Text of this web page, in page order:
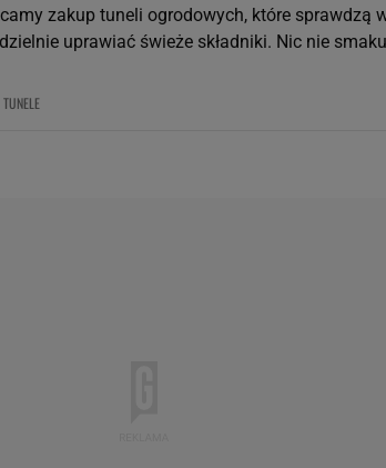
zakup tuneli ogrodowych, które sprawdzą
uprawiać świeże składniki. Nic nie
TUNELE